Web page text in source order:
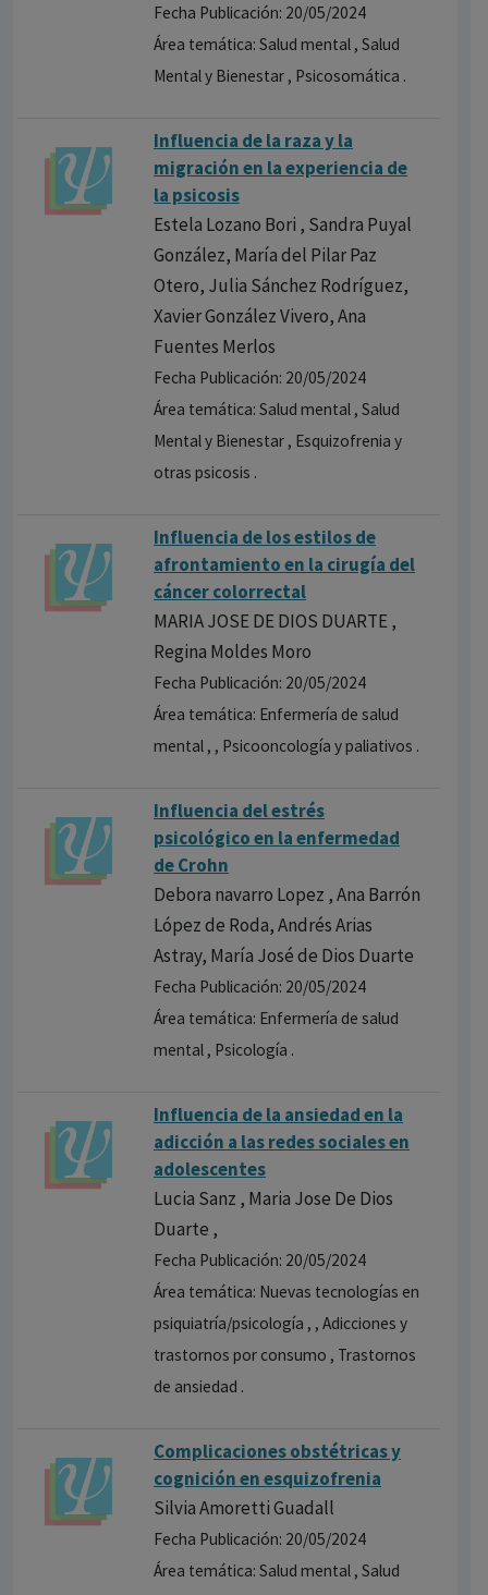
Fecha Publicación: 20/05/2024
Área temática: Salud mental , Salud
Mental y Bienestar , Psicosomática .
Influencia de la raza y la
migración en la experiencia de
la psicosis
Estela Lozano Bori , Sandra Puyal
González, María del Pilar Paz
Otero, Julia Sánchez Rodríguez,
Xavier González Vivero, Ana
Fuentes Merlos
Fecha Publicación: 20/05/2024
Área temática: Salud mental , Salud
Mental y Bienestar , Esquizofrenia y
otras psicosis .
Influencia de los estilos de
afrontamiento en la cirugía del
cáncer colorrectal
MARIA JOSE DE DIOS DUARTE ,
Regina Moldes Moro
Fecha Publicación: 20/05/2024
Área temática: Enfermería de salud
mental , , Psicooncología y paliativos .
Influencia del estrés
psicológico en la enfermedad
de Crohn
Debora navarro Lopez , Ana Barrón
López de Roda, Andrés Arias
Astray, María José de Dios Duarte
Fecha Publicación: 20/05/2024
Área temática: Enfermería de salud
mental , Psicología .
Influencia de la ansiedad en la
adicción a las redes sociales en
adolescentes
Lucia Sanz , Maria Jose De Dios
Duarte ,
Fecha Publicación: 20/05/2024
Área temática: Nuevas tecnologías en
psiquiatría/psicología , , Adicciones y
trastornos por consumo , Trastornos
de ansiedad .
Complicaciones obstétricas y
cognición en esquizofrenia
Silvia Amoretti Guadall
Fecha Publicación: 20/05/2024
Área temática: Salud mental , Salud